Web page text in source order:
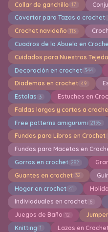
Collar de ganchillo 17
Covertor para Tazas a crochet
Crochet navideño 113
Cuadros de la Abuela en
Cuidados para Nuestros
Decoración en crochet 344
Diademas en crochet 49
Estolas 3 Estuches en
Faldas largas y cortas a
Free patterns amigurumi 2195
Fundas para Libros en Crochet
Fundas para Macetas en
Gorros en crochet 282
Guantes en crochet 32
Hogar en crochet 41
Indiviaduales en crochet 6
Juegos de Baño 12 Jumper
Knitting 1 Lazos en Crochet